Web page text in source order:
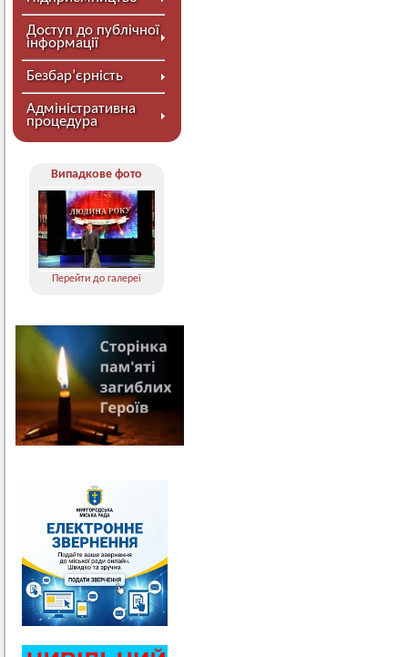
Доступ до публічної
інформації
Безбар’єрність
Адміністративна
процедура
Випадкове фото
Перейти до галереї